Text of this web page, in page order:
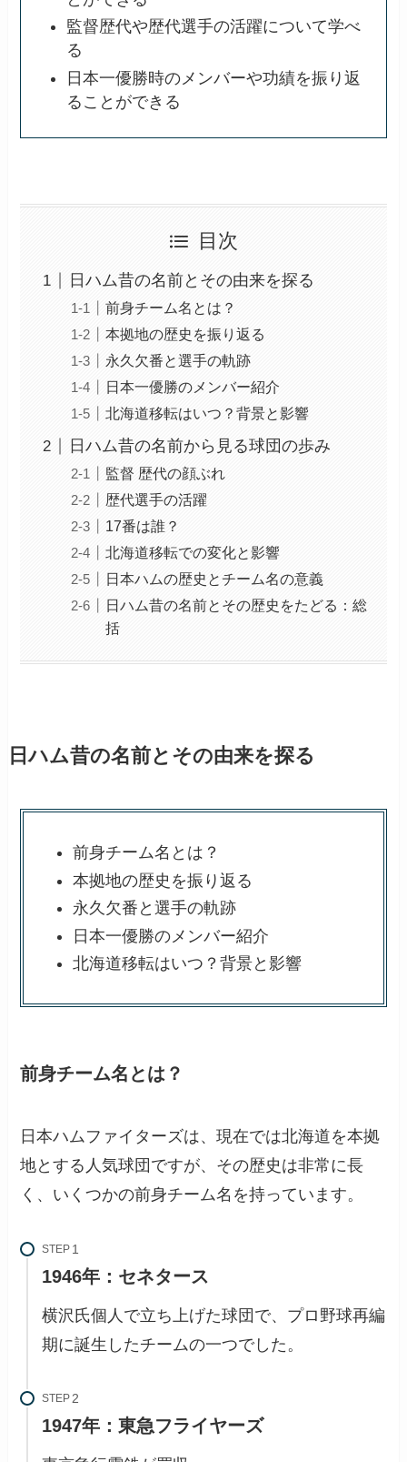
監督歴代や歴代選手の活躍について学べ
る
日本一優勝時のメンバーや功績を振り返
ることができる
目次
日ハム昔の名前とその由来を探る
前身チーム名とは？
本拠地の歴史を振り返る
永久欠番と選手の軌跡
日本一優勝のメンバー紹介
北海道移転はいつ？背景と影響
日ハム昔の名前から見る球団の歩み
監督 歴代の顔ぶれ
歴代選手の活躍
17番は誰？
北海道移転での変化と影響
日本ハムの歴史とチーム名の意義
日ハム昔の名前とその歴史をたどる：総
括
日ハム昔の名前とその由来を探る
前身チーム名とは？
本拠地の歴史を振り返る
永久欠番と選手の軌跡
日本一優勝のメンバー紹介
北海道移転はいつ？背景と影響
前身チーム名とは？
日本ハムファイターズは、現在では北海道を本拠
地とする人気球団ですが、その歴史は非常に長
く、いくつかの前身チーム名を持っています。
STEP
1946年：セネタース
横沢氏個人で立ち上げた球団で、プロ野球再編
期に誕生したチームの一つでした。
STEP
1947年：東急フライヤーズ